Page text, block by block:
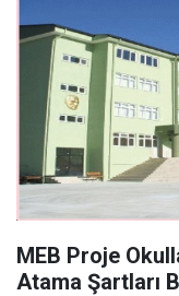
MEB Proje
Atama Şartları